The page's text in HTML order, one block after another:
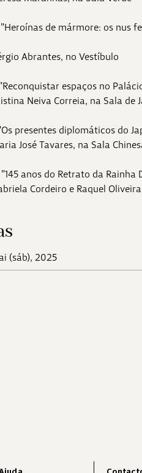
de mármore: os nus
Abrantes, no Vestíbulo
espaços no
Neiva Correia, na Sala de
presentes diplomáticos do
José Tavares, na Sala
anos do Retrato da Rainha
Cordeiro e Raquel
(sáb), 2025